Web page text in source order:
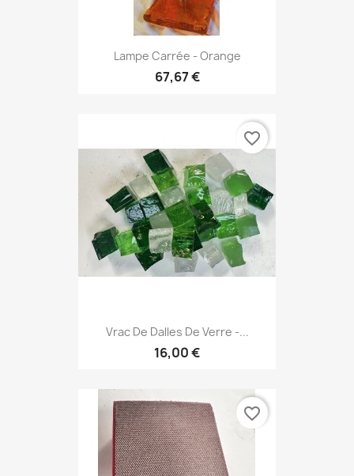
Lampe Carrée - Orange
67,67 €
Vrac De Dalles De Verre -...
16,00 €
favorite_border
favorite_border